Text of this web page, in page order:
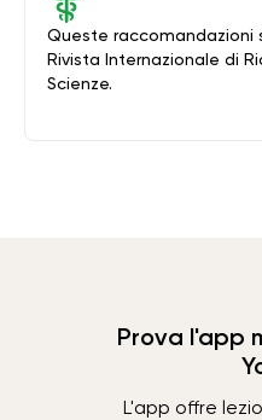
Queste raccomandazioni
Rivista Internazionale di
Scienze.
Prova l'app
L'app offre